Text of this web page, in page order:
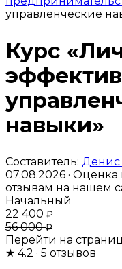
управленческие
Курс
навыки»
Составитель: Денис
07.08.2026 · Оценка
отзывам на нашем
Начальный
22 400 ₽
56 000₽
Перейти на
★ 4.2 · 5 отзывов